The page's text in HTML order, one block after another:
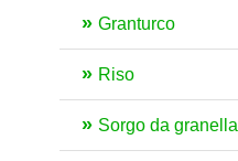
Granturco
Riso
Sorgo da granella